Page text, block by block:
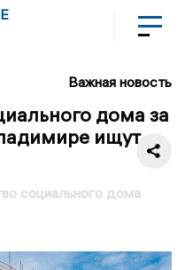
Важная новость
дома за
ищут
социального дома